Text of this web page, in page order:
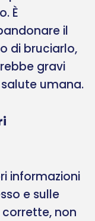
È
il
di bruciarlo,
gravi
umana.
informazioni
e sulle
non